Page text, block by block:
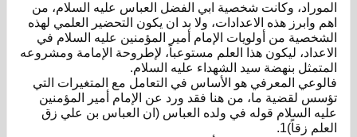
الموراد، وكانت شخصية ابي الفضل العباس عليه السلام، من
اهم وابرز هذه الاعدادات، ولا بد ان يكون التحضير العلمي لهذه
الشخصية من أولويات الإمام أمير المؤمنين عليه السلام في
الاعداد، ليكون هذا العلم مستوعباً، لإطروحة الإمامة ومشروعه
المتمثل بنهضة سيد الشهداء عليه السلام.
فالوعي المعرفي هو الأساس في التعامل مع المتغيرات التي
تؤسس لقضية ما، من هنا فقد ورد عن الإمام أمير المؤمنين
عليه السلام قوله في ولده العباس (ان العباس بن علي زق
العلم زقاً)1.